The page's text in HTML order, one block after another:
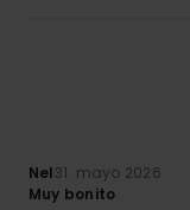
Nel31. mayo 2026
Muy bonito